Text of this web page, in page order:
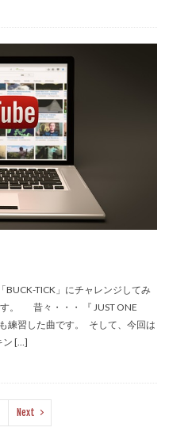
BUCK-TICK」にチャレンジしてみ
。 昔々・・・ 『 JUST ONE
練習した曲です。 そして、今回は
ン […]
Next